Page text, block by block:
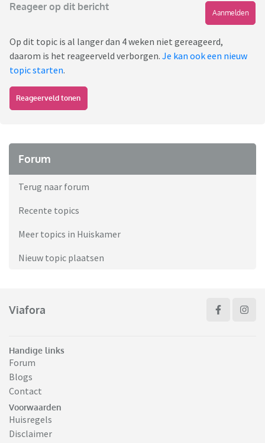
Reageer op dit bericht
Aanmelden
Op dit topic is al langer dan 4 weken niet gereageerd,
daarom is het reageerveld verborgen. Je kan ook een nieuw
topic starten.
Reageerveld tonen
Forum
Terug naar forum
Recente topics
Meer topics in Huiskamer
Nieuw topic plaatsen
Viafora
Handige links
Forum
Blogs
Contact
Voorwaarden
Huisregels
Disclaimer